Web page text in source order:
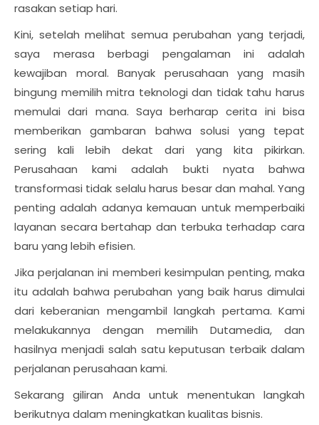
rasakan setiap hari.
Kini, setelah melihat semua perubahan yang terjadi,
saya merasa berbagi pengalaman ini adalah
kewajiban moral. Banyak perusahaan yang masih
bingung memilih mitra teknologi dan tidak tahu harus
memulai dari mana. Saya berharap cerita ini bisa
memberikan gambaran bahwa solusi yang tepat
sering kali lebih dekat dari yang kita pikirkan.
Perusahaan kami adalah bukti nyata bahwa
transformasi tidak selalu harus besar dan mahal. Yang
penting adalah adanya kemauan untuk memperbaiki
layanan secara bertahap dan terbuka terhadap cara
baru yang lebih efisien.
Jika perjalanan ini memberi kesimpulan penting, maka
itu adalah bahwa perubahan yang baik harus dimulai
dari keberanian mengambil langkah pertama. Kami
melakukannya dengan memilih Dutamedia, dan
hasilnya menjadi salah satu keputusan terbaik dalam
perjalanan perusahaan kami.
Sekarang giliran Anda untuk menentukan langkah
berikutnya dalam meningkatkan kualitas bisnis.